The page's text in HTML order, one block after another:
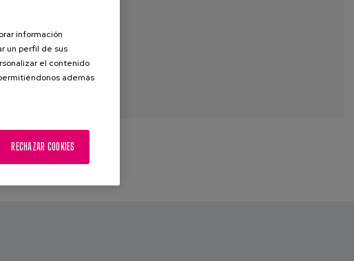
información
un perfil de sus
el contenido
además
RECHAZAR COOKIES